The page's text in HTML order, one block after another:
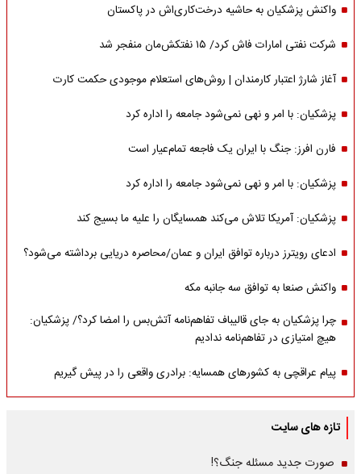
واکنش پزشکیان به حاشیه درخت‌کاری‌اش در پاکستان
شرکت نفتی امارات فاش کرد/ ۱۵ نفتکش‌مان منفجر شد
آغاز شارژ اعتبار کارمندان | روش‌های استعلام موجودی حکمت کارت
پزشکیان: با امر و نهی نمی‌شود جامعه را اداره کرد
فارن افرز: جنگ با ایران یک فاجعه تمام‌عیار است
پزشکیان: با امر و نهی نمی‌شود جامعه را اداره کرد
پزشکیان: آمریکا تلاش می‌کند همسایگان را علیه ما بسیج کند
ادعای رویترز درباره توافق ایران و عمان/محاصره دریایی برداشته می‌شود؟
واکنش صنعا به توافق سه جانبه مکه
چرا پزشکیان به جای قالیباف تفاهم‌نامه آتش‌بس را امضا کرد؟/ پزشکیان:
هیچ امتیازی در تفاهم‌نامه ندادیم
پیام عراقچی به کشورهای همسایه: برادری واقعی را در پیش گیریم
تازه های سایت
صورت جدید مسئله جنگ؟!